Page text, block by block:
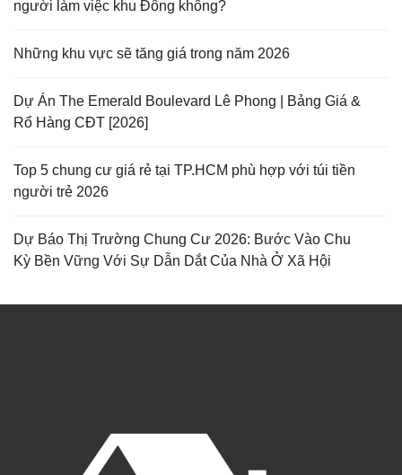
người làm việc khu Đông không?
Những khu vực sẽ tăng giá trong năm 2026
Dự Án The Emerald Boulevard Lê Phong | Bảng Giá &
Rổ Hàng CĐT [2026]
Top 5 chung cư giá rẻ tại TP.HCM phù hợp với túi tiền
người trẻ 2026
Dự Báo Thị Trường Chung Cư 2026: Bước Vào Chu
Kỳ Bền Vững Với Sự Dẫn Dắt Của Nhà Ở Xã Hội